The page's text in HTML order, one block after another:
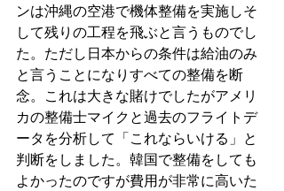
ンは沖縄の空港で機体整備を実施しそ
して残りの工程を飛ぶと言うものでし
た。ただし日本からの条件は給油のみ
と言うことになりすべての整備を断
念。これは大きな賭けでしたがアメリ
カの整備士マイクと過去のフライトデ
ータを分析して「これならいける」と
判断をしました。韓国で整備をしても
よかったのですが費用が非常に高いた